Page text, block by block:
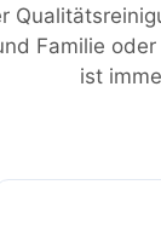
Familie
ist